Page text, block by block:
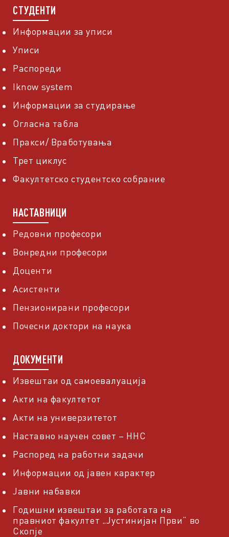
СТУДЕНТИ
Информации за уписи
Уписи
Распореди
Iknow system
Информации за студирање
Огласна табла
Пракси/ Вработувања
Трет циклус
Факултетско студентско собрание
НАСТАВНИЦИ
Редовни професори
Вонредни професори
Доценти
Асистенти
Пензионирани професори
Почесни доктори на наука
ДОКУМЕНТИ
Извештаи од самоевалуација
Акти на факултетот
Акти на универзитетот
Наставно научен совет – ННС
Распоред на работни задачи
Информации од јавен карактер
Јавни набавки
Годишни извештаи за работата на
правниот факултет „Јустинијан Први“ во
Скопје